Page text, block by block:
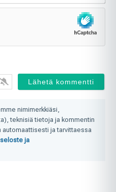
ei
nimimerkkiäsi,
teknisiä tietoja ja kommentin
ja tarvittaessa
ja